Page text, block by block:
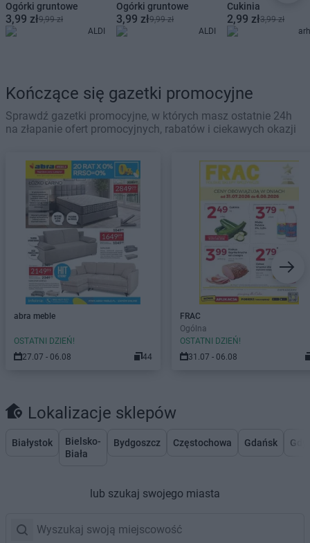
Ogórki gruntowe
3,99 zł9,99 zł
ALDI
Ogórki gruntowe
3,99 zł9,99 zł
ALDI
Cukinia
2,99 zł3,99 zł
Kończące się gazetki promocyjne
Sprawdź gazetki promocyjne, w których masz ostatnie 24h
na złapanie ofert promocyjnych, rabatów i ciekawych okazji
abra meble
OSTATNI DZIEŃ!
27.07 - 06.08
44
FRAC
Ogólna
OSTATNI DZIEŃ!
31.07 - 06.08
Lokalizacje sklepów
Białystok
Bielsko-
Biała
Bydgoszcz Częstochowa Gdańsk
lub szukaj swojego miasta